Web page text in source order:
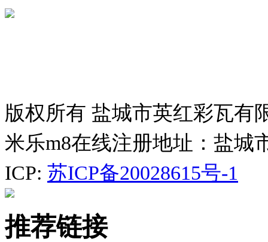
版权所有 盐城市英红彩瓦有
米乐m8在线注册地址：盐城
ICP: 苏ICP备20028615号-1
推荐链接